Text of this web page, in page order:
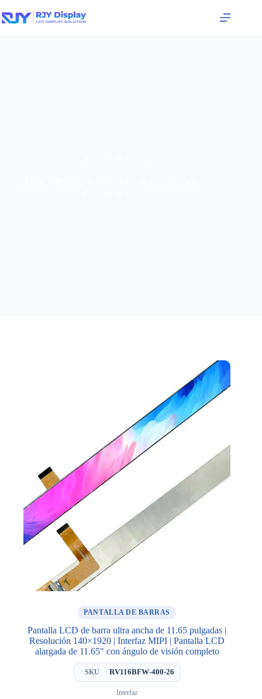
PANTALLA DE BARRAS
Pantalla LCD de barra ultra ancha de 11.65 pulgadas |
Resolución 140×1920 | Interfaz MIPI | Pantalla LCD
alargada de 11.65″ con ángulo de visión completo
SKU RV116BFW-400-26
Interfaz